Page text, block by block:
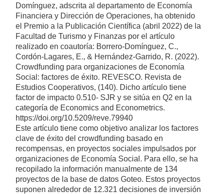
Domínguez, adscrita al departamento de Economía
Financiera y Dirección de Operaciones, ha obtenido
el Premio a la Publicación Científica (abril 2022) de la
Facultad de Turismo y Finanzas por el artículo
realizado en coautoría: Borrero-Domínguez, C.,
Cordón-Lagares, E., & Hernández-Garrido, R. (2022).
Crowdfunding para organizaciones de Economía
Social: factores de éxito. REVESCO. Revista de
Estudios Cooperativos, (140). Dicho artículo tiene
factor de impacto 0.510- SJR y se sitúa en Q2 en la
categoría de Economics and Econometrics.
https://doi.org/10.5209/reve.79940
Este artículo tiene como objetivo analizar los factores
clave de éxito del crowdfunding basado en
recompensas, en proyectos sociales impulsados por
organizaciones de Economía Social. Para ello, se ha
recopilado la información manualmente de 134
proyectos de la base de datos Goteo. Estos proyectos
suponen alrededor de 12.321 decisiones de inversión